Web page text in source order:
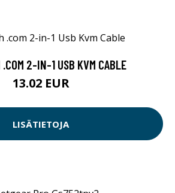
.COM 2-IN-1 USB KVM CABLE
13.02 EUR
LISÄTIETOJA